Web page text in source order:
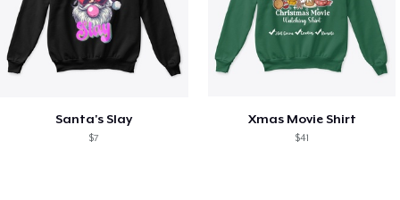
Santa's Slay
$7
Xmas Movie Shirt
$41